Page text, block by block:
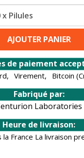
AJOUTER PANIER
de paiement
Virement, Bitcoin
Fabriqué par:
Laboratories
Heure de livraison:
la France La livraison